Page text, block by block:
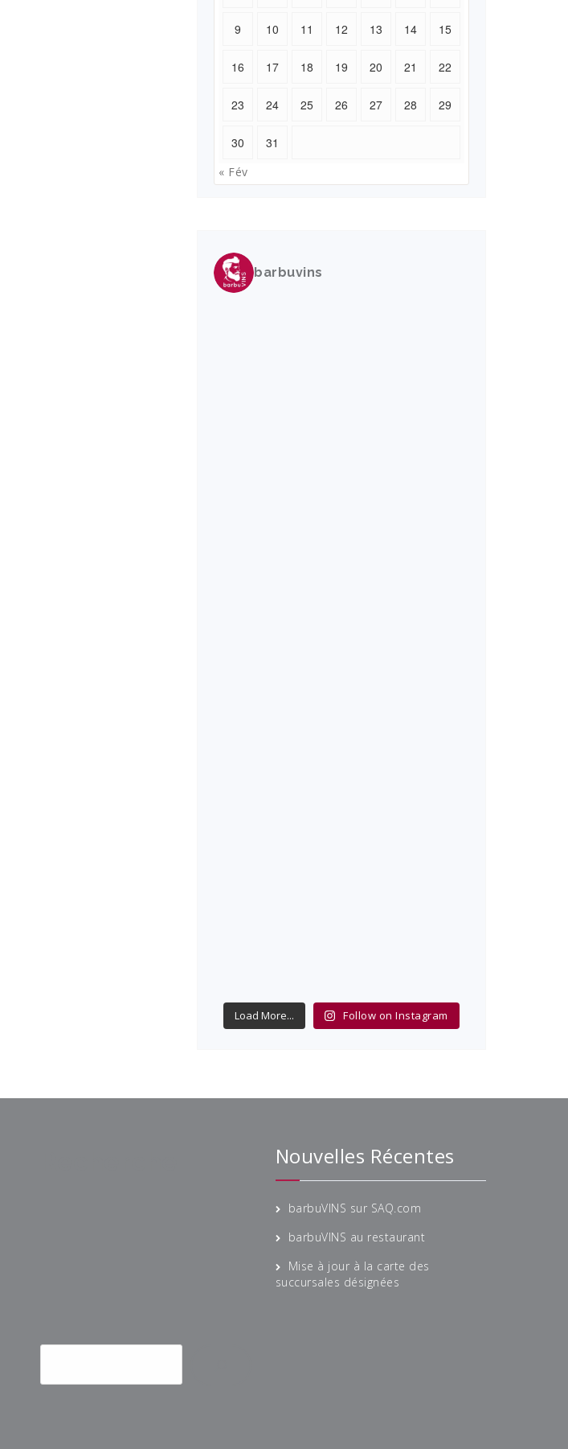
9 10 11 12 13 14 15
16 17 18 19 20 21 22
23 24 25 26 27 28 29
30 31
« Fév
barbuvins
Load More... Follow on Instagram
Nouvelles Récentes
barbuVINS sur SAQ.com
barbuVINS au restaurant
Mise à jour à la carte des
succursales désignées